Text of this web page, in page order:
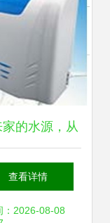
的水源，从
台“水滴能量
始——家用电
查看详情
：2026-08-08